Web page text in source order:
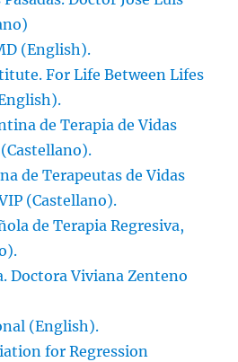
(English).
For Life Between Lifes
de Terapia de Vidas
(Castellano).
de Terapeutas de Vidas
(Castellano).
de Terapia Regresiva,
Doctora Viviana Zenteno
(English).
for Regression